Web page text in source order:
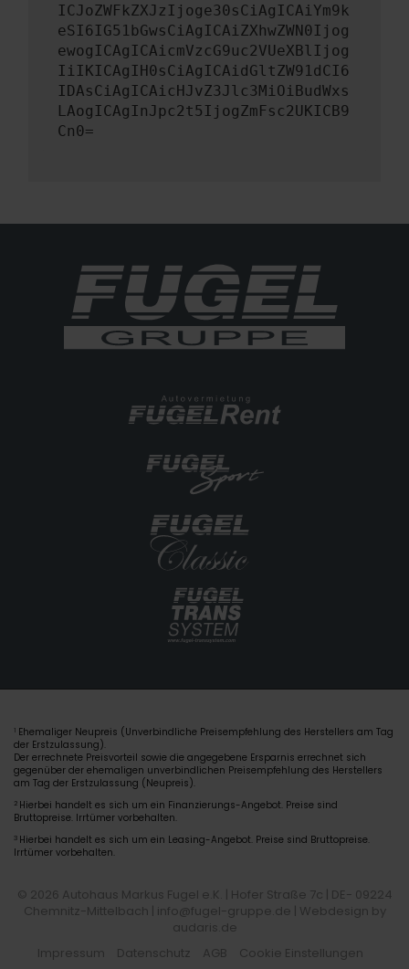
ICJoZWFkZXJzIjoge30sCiAgICAiYm9k
eSI6IG51bGwsCiAgICAiZXhwZWN0Ijog
ewogICAgICAicmVzcG9uc2VUeXBlIjog
IiIKICAgIH0sCiAgICAidGltZW91dCI6
IDAsCiAgICAicHJvZ3Jlc3MiOiBudWxs
LAogICAgInJpc2t5IjogZmFsc2UKICB9
Cn0=
1 Ehemaliger Neupreis (Unverbindliche Preisempfehlung des Herstellers am Tag
der Erstzulassung).
Der errechnete Preisvorteil sowie die angegebene Ersparnis errechnet sich
gegenüber der ehemaligen unverbindlichen Preisempfehlung des Herstellers
am Tag der Erstzulassung (Neupreis).
2 Hierbei handelt es sich um ein Finanzierungs-Angebot. Preise sind
Bruttopreise. Irrtümer vorbehalten.
3 Hierbei handelt es sich um ein Leasing-Angebot. Preise sind Bruttopreise.
Irrtümer vorbehalten.
© 2026 Autohaus Markus Fugel e.K. | Hofer Straße 7c | DE- 09224
Chemnitz-Mittelbach | info@fugel-gruppe.de | Webdesign by
audaris.de
Impressum
Datenschutz AGB Cookie Einstellungen